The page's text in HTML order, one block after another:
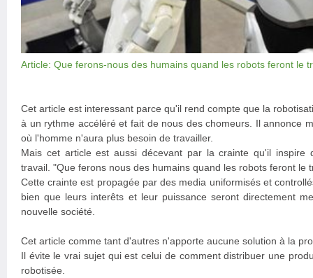
Article: Que ferons-nous des humains quand les robots feront le
Cet article est interessant parce qu'il rend compte que la
à un rythme accéléré et fait de nous des chomeurs. Il annonce
où l'homme n'aura plus besoin de travailler.
Mais cet article est aussi décevant par la crainte qu'il inspire
travail. "Que ferons nous des humains quand les robots feront le
Cette crainte est propagée par des media uniformisés et
bien que leurs interêts et leur puissance seront directement
nouvelle société.
Cet article comme tant d'autres n'apporte aucune solution à la
Il évite le vrai sujet qui est celui de comment distribuer une
robotisée.